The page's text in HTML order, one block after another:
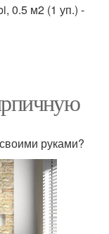
0.5 м2 (1 уп.) -
руками?